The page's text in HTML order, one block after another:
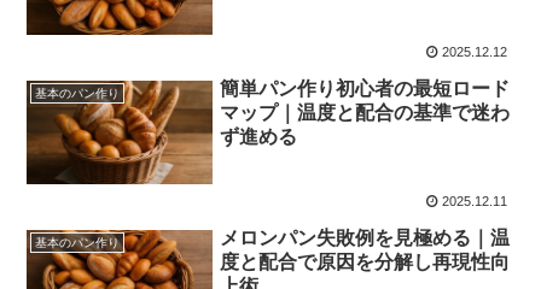
2025.12.12
基本のパン作り
簡単パン作り初心者の最短ロード
マップ｜温度と配合の基準で迷わ
ず進める
2025.12.11
基本のパン作り
メロンパン失敗例を見極める｜温
度と配合で原因を分解し再現性向